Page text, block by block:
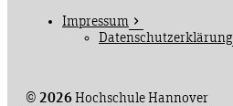
© 2026Hochschule Hannover
Impressum
Datenschutzerklärung